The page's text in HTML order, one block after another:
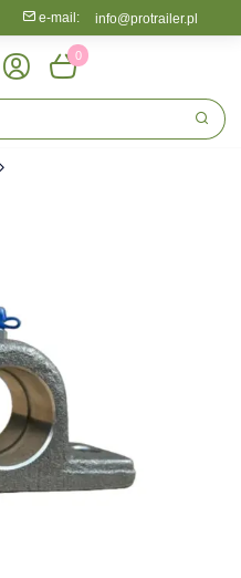
e-mail: info@protrailer.pl
0